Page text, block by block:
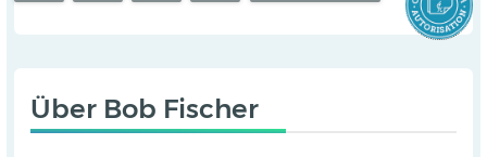
Über Bob Fischer